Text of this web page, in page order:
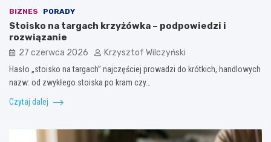
BIZNES PORADY
Stoisko na targach krzyżówka – podpowiedzi i
rozwiązanie
27 czerwca 2026 Krzysztof Wilczyński
Hasło „stoisko na targach” najczęściej prowadzi do krótkich, handlowych
nazw: od zwykłego stoiska po kram czy…
Czytaj dalej